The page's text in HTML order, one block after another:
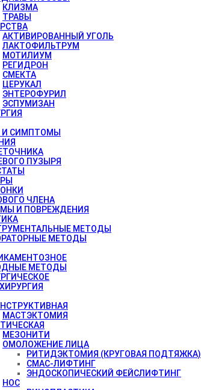
КЛИЗМА
ТРАВЫ
АКТИВИРОВАННЫЙ УГОЛЬ
ЛАКТОФИЛЬТРУМ
МОТИЛИУМ
РЕГИДРОН
СМЕКТА
ЦЕРУКАЛ
ЭНТЕРОФУРИЛ
ЭСПУМИЗАН
И СИМПТОМЫ
ПУЗЫРЯ
ЧЛЕНА
И ПОВРЕЖДЕНИЯ
МЕТОДЫ
МЕТОДЫ
МЕТОДЫ
МАСТЭКТОМИЯ
МЕЗОНИТИ
ОМОЛОЖЕНИЕ ЛИЦА
РИТИДЭКТОМИЯ (КРУГОВАЯ ПОДТЯЖКА)
СМАС-ЛИФТИНГ
ЭНДОСКОПИЧЕСКИЙ ФЕЙСЛИФТИНГ
НОС